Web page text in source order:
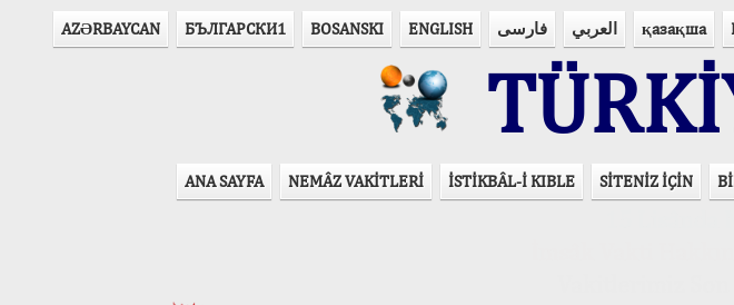
AZӘRBAYCAN БЪЛГАРСКИ1 BOSANSKI ENGLISH فارسی العربي қазақша
ANA SAYFA NEMÂZ VAKİTLERİ İSTİKBÂL-İ KIBLE SİTENİZ İÇİN